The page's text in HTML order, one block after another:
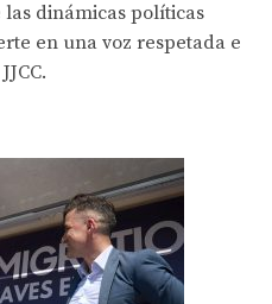
las dinámicas políticas
en una voz respetada e